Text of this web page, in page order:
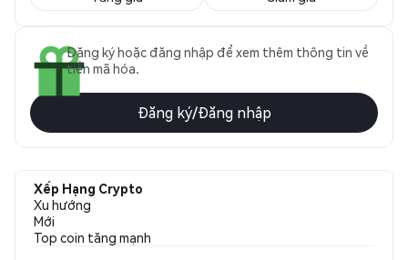
Đăng ký hoặc đăng nhập để xem thêm thông tin về
tiền mã hóa.
Đăng ký/Đăng nhập
Xếp Hạng Crypto
Xu hướng
Mới
Top coin tăng mạnh